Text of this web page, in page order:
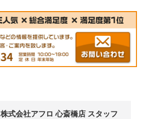
株式会社アフロ 心斎橋店 スタッフ